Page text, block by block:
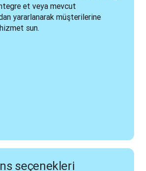
et veya mevcut
yararlanarak müşterilerine
sun.
seçenekleri